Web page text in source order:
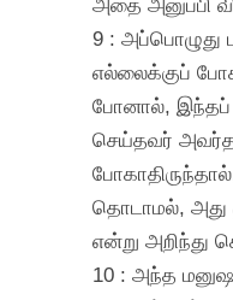
9 : அப்பொழுது
எல்லைக்குப்
போனால், இந்தப்
செய்தவர்
தொடாமல், அது
என்று
10 : அந்த